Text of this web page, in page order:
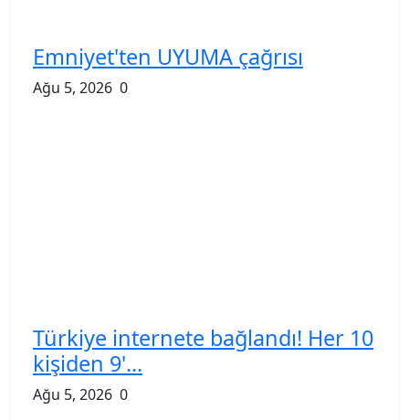
Emniyet'ten UYUMA çağrısı
Ağu 5, 2026 0
Türkiye internete bağlandı! Her 10
kişiden 9'...
Ağu 5, 2026 0